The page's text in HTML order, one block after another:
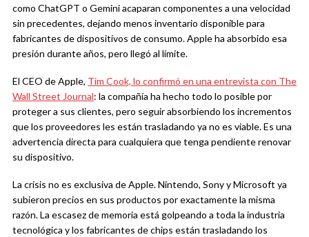
como ChatGPT o Gemini acaparan componentes a una velocidad
sin precedentes, dejando menos inventario disponible para
fabricantes de dispositivos de consumo. Apple ha absorbido esa
presión durante años, pero llegó al límite.
El CEO de Apple, Tim Cook, lo confirmó en una entrevista con The
Wall Street Journal: la compañía ha hecho todo lo posible por
proteger a sus clientes, pero seguir absorbiendo los incrementos
que los proveedores les están trasladando ya no es viable. Es una
advertencia directa para cualquiera que tenga pendiente renovar
su dispositivo.
La crisis no es exclusiva de Apple. Nintendo, Sony y Microsoft ya
subieron precios en sus productos por exactamente la misma
razón. La escasez de memoria está golpeando a toda la industria
tecnológica y los fabricantes de chips están trasladando los